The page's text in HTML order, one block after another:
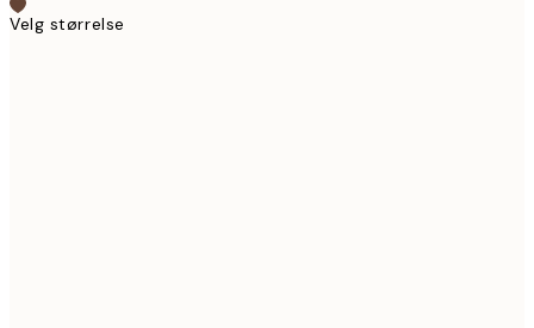
Velg størrelse